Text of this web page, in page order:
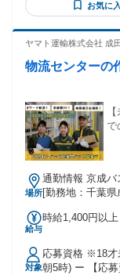
お気に
ヤマト運輸株式会社 成
物流センターの
で
場所
通勤情報 京成バ
徒歩1分
[勤務地：千葉
給与
時給1,400円以
対象
応募資格 ※18才
朝5時) ー 【応